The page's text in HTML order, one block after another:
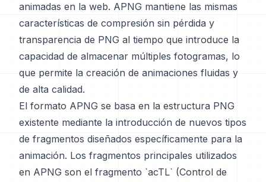
animadas en la web. APNG mantiene las mismas
características de compresión sin pérdida y
transparencia de PNG al tiempo que introduce la
capacidad de almacenar múltiples fotogramas, lo
que permite la creación de animaciones fluidas y
de alta calidad.
El formato APNG se basa en la estructura PNG
existente mediante la introducción de nuevos tipos
de fragmentos diseñados específicamente para la
animación. Los fragmentos principales utilizados
en APNG son el fragmento `acTL` (Control de